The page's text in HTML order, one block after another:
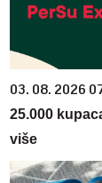
03. 08. 2026
25.000
više